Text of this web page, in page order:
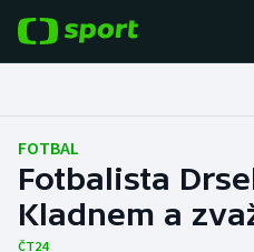
Fotbal
Hokej
Tenis
FOTBAL
Fotbalista
Kladnem a
ČT24